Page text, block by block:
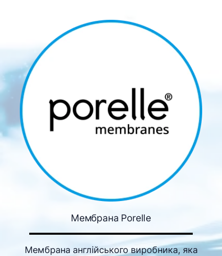
Мембрана Porelle
Мембрана англійського виробника, яка